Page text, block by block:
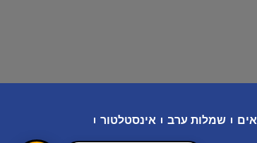
שמלות ערב
אינסטלטור